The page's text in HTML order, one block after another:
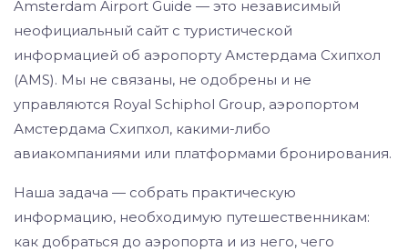
Amsterdam Airport Guide — это независимый
неофициальный сайт с туристической
информацией об аэропорту Амстердама Схипхол
(AMS). Мы не связаны, не одобрены и не
управляются Royal Schiphol Group, аэропортом
Амстердама Схипхол, какими-либо
авиакомпаниями или платформами бронирования.
Наша задача — собрать практическую
информацию, необходимую путешественникам:
как добраться до аэропорта и из него, чего